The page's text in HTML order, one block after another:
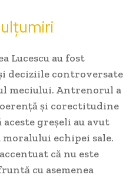
Lucescu au fost
deciziile controversate
meciului. Antrenorul a
și corectitudine
greșeli au avut
echipei sale.
că nu este
cu asemenea